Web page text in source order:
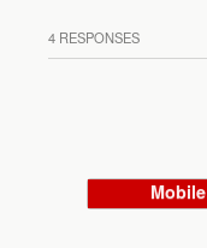
4 RESPONSES
Mobile